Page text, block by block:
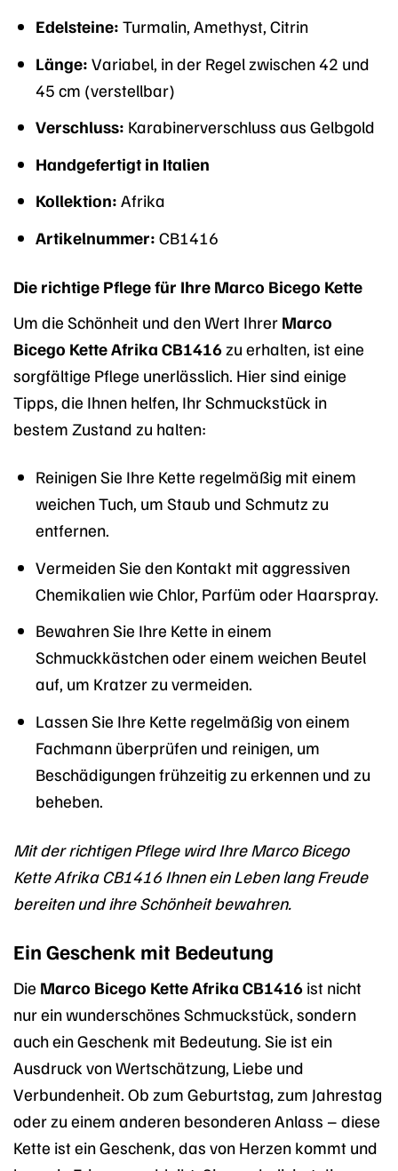
Edelsteine: Turmalin, Amethyst, Citrin
Länge: Variabel, in der Regel zwischen 42 und
45 cm (verstellbar)
Verschluss: Karabinerverschluss aus Gelbgold
Handgefertigt in Italien
Kollektion: Afrika
Artikelnummer: CB1416
Die richtige Pflege für Ihre Marco Bicego Kette
Um die Schönheit und den Wert Ihrer Marco
Bicego Kette Afrika CB1416 zu erhalten, ist eine
sorgfältige Pflege unerlässlich. Hier sind einige
Tipps, die Ihnen helfen, Ihr Schmuckstück in
bestem Zustand zu halten:
Reinigen Sie Ihre Kette regelmäßig mit einem
weichen Tuch, um Staub und Schmutz zu
entfernen.
Vermeiden Sie den Kontakt mit aggressiven
Chemikalien wie Chlor, Parfüm oder Haarspray.
Bewahren Sie Ihre Kette in einem
Schmuckkästchen oder einem weichen Beutel
auf, um Kratzer zu vermeiden.
Lassen Sie Ihre Kette regelmäßig von einem
Fachmann überprüfen und reinigen, um
Beschädigungen frühzeitig zu erkennen und zu
beheben.
Mit der richtigen Pflege wird Ihre Marco Bicego
Kette Afrika CB1416 Ihnen ein Leben lang Freude
bereiten und ihre Schönheit bewahren.
Ein Geschenk mit Bedeutung
Die Marco Bicego Kette Afrika CB1416 ist nicht
nur ein wunderschönes Schmuckstück, sondern
auch ein Geschenk mit Bedeutung. Sie ist ein
Ausdruck von Wertschätzung, Liebe und
Verbundenheit. Ob zum Geburtstag, zum Jahrestag
oder zu einem anderen besonderen Anlass – diese
Kette ist ein Geschenk, das von Herzen kommt und